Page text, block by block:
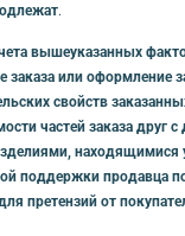
.
вышеуказанных
или оформление
свойств
частей заказа друг
находящимися
поддержки продавца
претензий от